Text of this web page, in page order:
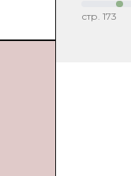
стр. 173